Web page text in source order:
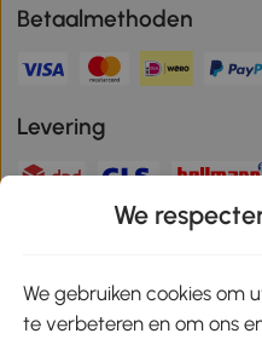
Betaalmethoden
Levering
Veilige betaling
We
We gebruiken cookies om
te verbeteren en om ons